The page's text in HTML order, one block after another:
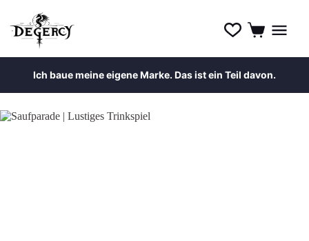
Ich baue meine eigene Marke. Das ist ein Teil davon.